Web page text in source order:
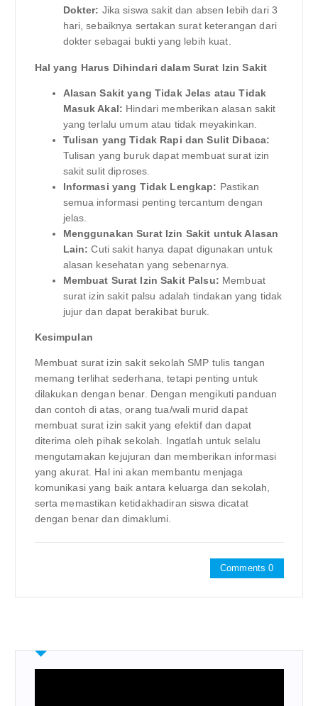
Dokter: Jika siswa sakit dan absen lebih dari 3
hari, sebaiknya sertakan surat keterangan dari
dokter sebagai bukti yang lebih kuat.
Hal yang Harus Dihindari dalam Surat Izin Sakit
Alasan Sakit yang Tidak Jelas atau Tidak
Masuk Akal: Hindari memberikan alasan sakit
yang terlalu umum atau tidak meyakinkan.
Tulisan yang Tidak Rapi dan Sulit Dibaca:
Tulisan yang buruk dapat membuat surat izin
sakit sulit diproses.
Informasi yang Tidak Lengkap: Pastikan
semua informasi penting tercantum dengan
jelas.
Menggunakan Surat Izin Sakit untuk Alasan
Lain: Cuti sakit hanya dapat digunakan untuk
alasan kesehatan yang sebenarnya.
Membuat Surat Izin Sakit Palsu: Membuat
surat izin sakit palsu adalah tindakan yang tidak
jujur dan dapat berakibat buruk.
Kesimpulan
Membuat surat izin sakit sekolah SMP tulis tangan
memang terlihat sederhana, tetapi penting untuk
dilakukan dengan benar. Dengan mengikuti panduan
dan contoh di atas, orang tua/wali murid dapat
membuat surat izin sakit yang efektif dan dapat
diterima oleh pihak sekolah. Ingatlah untuk selalu
mengutamakan kejujuran dan memberikan informasi
yang akurat. Hal ini akan membantu menjaga
komunikasi yang baik antara keluarga dan sekolah,
serta memastikan ketidakhadiran siswa dicatat
dengan benar dan dimaklumi.
Comments 0